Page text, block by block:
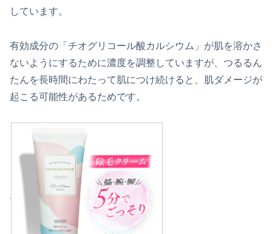
しています。
有効成分の「チオグリコール酸カルシウム」が肌を溶かさ
ないようにするために濃度を調整していますが、つるるん
たんを長時間にわたって肌につけ続けると、肌ダメージが
起こる可能性があるためです。